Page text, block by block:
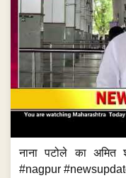
नाना पटोले का अमित
#nagpur